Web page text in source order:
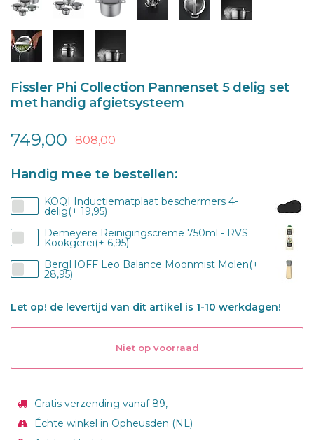
Fissler Phi Collection Pannenset 5 delig set
met handig afgietsysteem
749,00 808,00
Handig mee te bestellen:
KOQI Inductiematplaat beschermers 4-
delig(+ 19,95)
Demeyere Reinigingscreme 750ml - RVS
Kookgerei(+ 6,95)
BergHOFF Leo Balance Moonmist Molen(+
28,95)
Let op! de levertijd van dit artikel is 1-10 werkdagen!
Niet op voorraad
Gratis verzending vanaf 89,-
Échte winkel in Opheusden (NL)